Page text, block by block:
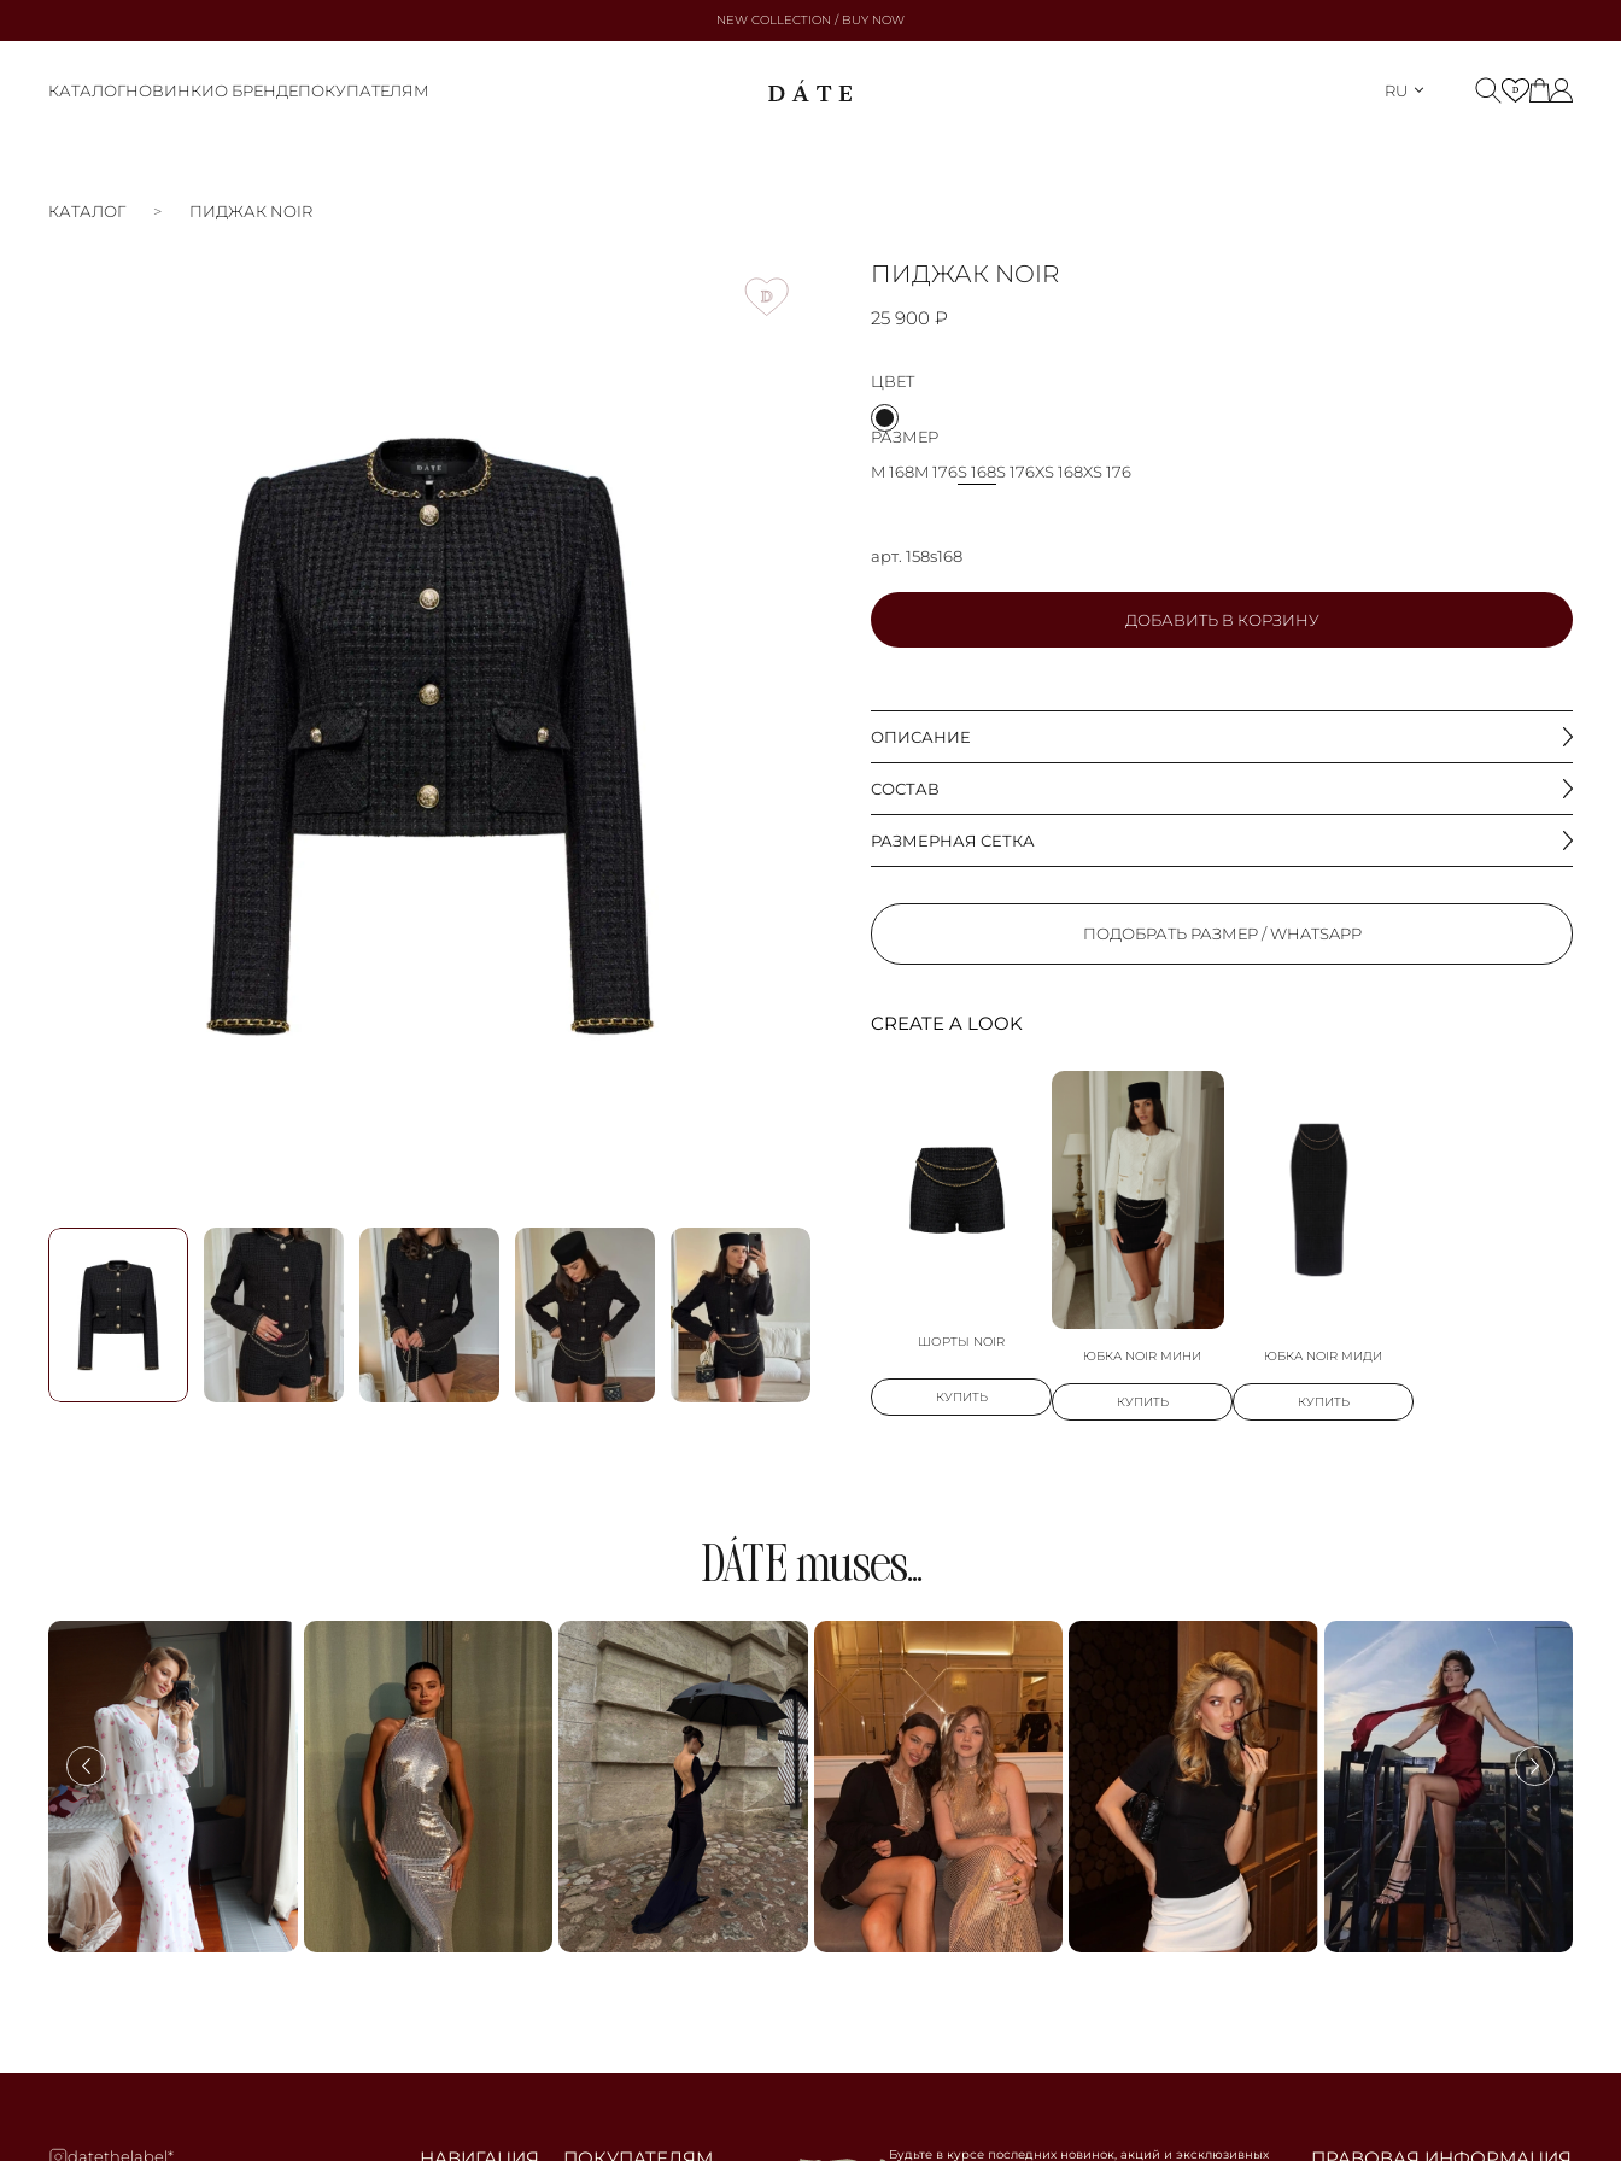
NEW COLLECTION / BUY NOW
RU
КАТАЛОГНОВИНКИО БРЕНДЕПОКУПАТЕЛЯМ
КАТАЛОГ ПИДЖАК NOIR
ПИДЖАК NOIR
25 900 ₽
арт. 158s168
ДОБАВИТЬ В КОРЗИНУ
ЦВЕТ
РАЗМЕР
M 168M 176S 168S 176XS 168XS 176
ОПИСАНИЕ
СОСТАВ
РАЗМЕРНАЯ СЕТКА
ПОДОБРАТЬ РАЗМЕР / WHATSAPP
CREATE A LOOK
ШОРТЫ NOIR
КУПИТЬ
ЮБКА NOIR МИНИ
КУПИТЬ
ЮБКА NOIR МИДИ
КУПИТЬ
DÁTE muses...
datethelabel* Будьте в курсе последних новинок, акций и эксклюзивных